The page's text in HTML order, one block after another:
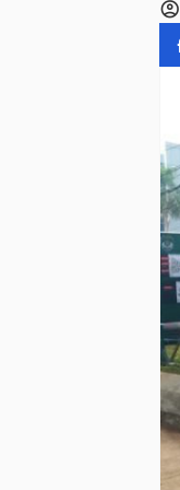
account_circle